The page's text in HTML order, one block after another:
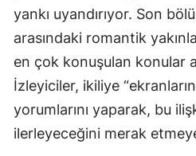
yankı uyandırıyor. Son
arasındaki romantik
en çok konuşulan konular
İzleyiciler, ikiliye
yorumlarını yaparak, bu
ilerleyeceğini merak